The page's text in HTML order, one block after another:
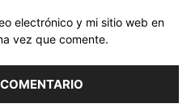
electrónico y mi sitio web en
vez que comente.